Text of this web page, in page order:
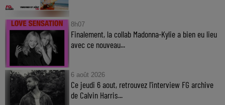
8h07
Finalement, la collab Madonna-Kylie a bien eu lieu
avec ce nouveau...
6 août 2026
Ce jeudi 6 aout, retrouvez l'interview FG archive
de Calvin Harris...